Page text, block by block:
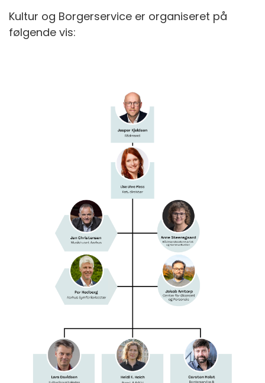
Kultur og Borgerservice er organiseret på
følgende vis: